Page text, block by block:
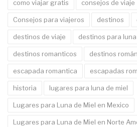
como viajar gratis consejos de viaje
Consejos para viajeros destinos
destinos de viaje destinos para
destinos romanticos destinos
escapada romantica escapadas
historia lugares para luna de miel
Lugares para Luna de Miel en Mexico
Lugares para Luna de Miel en Norte